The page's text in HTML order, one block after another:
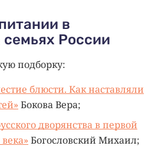
в
России
подборку:
блюсти. Как наставляли
» Бокова Вера;
дворянства в первой
» Богословский Михаил;